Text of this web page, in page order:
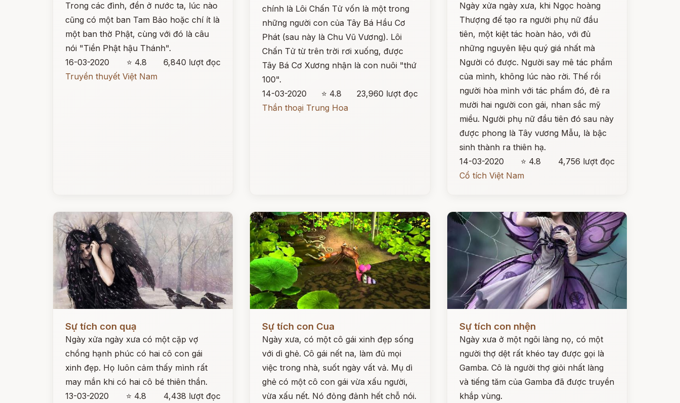
Trong các đình, đền ở nước ta, lúc nào
cũng có một ban Tam Bảo hoặc chí ít là
một ban thờ Phật, cùng với đó là câu
nói "Tiền Phật hậu Thánh".
16-03-2020
⭐ 4.8
6,840 lượt đọc
Truyền thuyết Việt Nam
chính là Lôi Chấn Tử vốn là một trong
những người con của Tây Bá Hầu Cơ
Phát (sau này là Chu Vũ Vương). Lôi
Chấn Tử từ trên trời rơi xuống, được
Tây Bá Cơ Xương nhận là con nuôi "thứ
100".
14-03-2020
⭐ 4.8
23,960 lượt đọc
Thần thoại Trung Hoa
Ngày xửa ngày xưa, khi Ngọc hoàng
Thượng đế tạo ra người phụ nữ đầu
tiên, một kiệt tác hoàn hảo, với đủ
những nguyên liệu quý giá nhất mà
Người có được. Người say mê tác phẩm
của mình, không lúc nào rời. Thế rồi
người hòa mình với tác phẩm đó, đẻ ra
mười hai người con gái, nhan sắc mỹ
miều. Người phụ nữ đầu tiên đó sau này
được phong là Tây vương Mẫu, là bậc
sinh thành ra thiên hạ.
14-03-2020
⭐ 4.8
4,756 lượt đọc
Cổ tích Việt Nam
Sự tích con quạ
Ngày xửa ngày xưa có một cặp vợ
chồng hạnh phúc có hai cô con gái
xinh đẹp. Họ luôn cảm thấy mình rất
may mắn khi có hai cô bé thiên thần.
13-03-2020
⭐ 4.8
4,438 lượt đọc
Sự tích con Cua
Ngày xưa, có một cô gái xinh đẹp sống
với dì ghẻ. Cô gái nết na, làm đủ mọi
việc trong nhà, suốt ngày vất vả. Mụ dì
ghẻ có một cô con gái vừa xấu người,
vừa xấu nết. Nó đỏng đảnh hết chỗ nói.
Sự tích con nhện
Ngày xưa ở một ngôi làng nọ, có một
người thợ dệt rất khéo tay được gọi là
Gamba. Cô là người thợ giỏi nhất làng
và tiếng tăm của Gamba đã được truyền
khắp vùng.